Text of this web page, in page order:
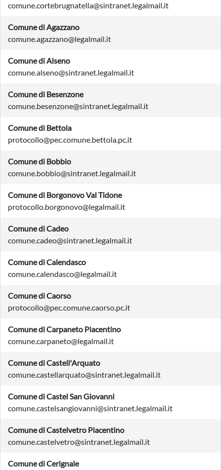
comune.cortebrugnatella@sintranet.legalmail.it
Comune di Agazzano
comune.agazzano@legalmail.it
Comune di Alseno
comune.alseno@sintranet.legalmail.it
Comune di Besenzone
comune.besenzone@sintranet.legalmail.it
Comune di Bettola
protocollo@pec.comune.bettola.pc.it
Comune di Bobbio
comune.bobbio@sintranet.legalmail.it
Comune di Borgonovo Val Tidone
protocollo.borgonovo@legalmail.it
Comune di Cadeo
comune.cadeo@sintranet.legalmail.it
Comune di Calendasco
comune.calendasco@legalmail.it
Comune di Caorso
protocollo@pec.comune.caorso.pc.it
Comune di Carpaneto Piacentino
comune.carpaneto@legalmail.it
Comune di Castell'Arquato
comune.castellarquato@sintranet.legalmail.it
Comune di Castel San Giovanni
comune.castelsangiovanni@sintranet.legalmail.it
Comune di Castelvetro Piacentino
comune.castelvetro@sintranet.legalmail.it
Comune di Cerignale